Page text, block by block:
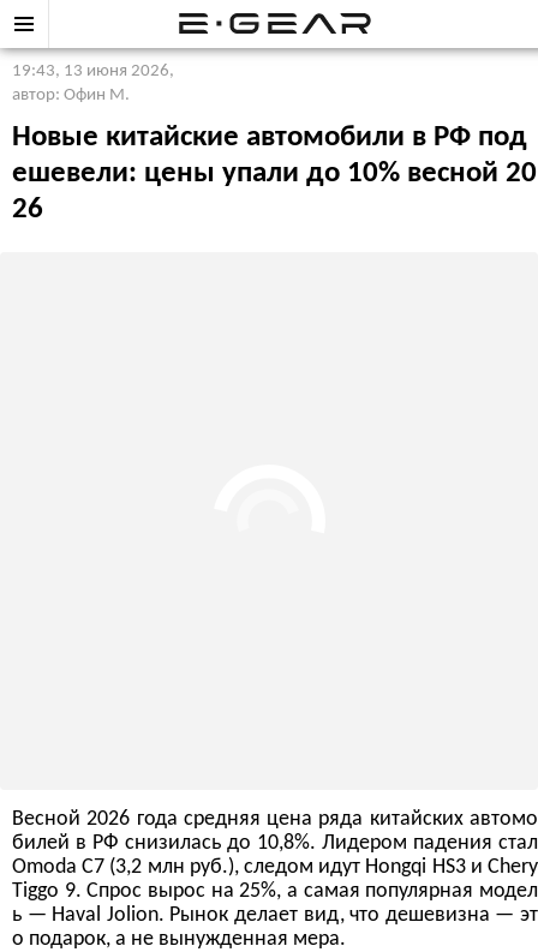
19:43, 13 июня 2026,
автор: Офин М.
Новые китайские автомобили в РФ под
ешевели: цены упали до 10% весной 20
26
Весной 2026 года средняя цена ряда китайских автомо
билей в РФ снизилась до 10,8%. Лидером падения стал
Omoda C7 (3,2 млн руб.), следом идут Hongqi HS3 и Chery
Tiggo 9. Спрос вырос на 25%, а самая популярная модел
ь — Haval Jolion. Рынок делает вид, что дешевизна — эт
о подарок, а не вынужденная мера.